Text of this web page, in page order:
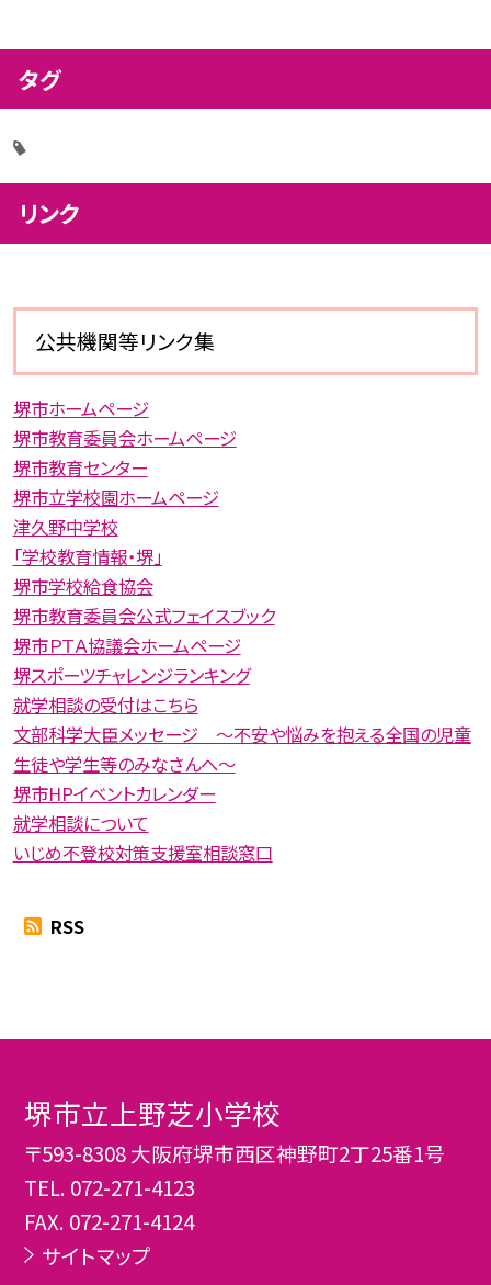
タグ
リンク
公共機関等リンク集
堺市ホームページ
堺市教育委員会ホームページ
堺市教育センター
堺市立学校園ホームページ
津久野中学校
「学校教育情報・堺」
堺市学校給食協会
堺市教育委員会公式フェイスブック
堺市ＰＴＡ協議会ホームページ
堺スポーツチャレンジランキング
就学相談の受付はこちら
文部科学大臣メッセージ 〜不安や悩みを抱える全国の児童
生徒や学生等のみなさんへ〜
堺市HPイベントカレンダー
就学相談について
いじめ不登校対策支援室相談窓口
RSS
堺市立上野芝小学校
〒593-8308 大阪府堺市西区神野町2丁25番1号
TEL. 072-271-4123
FAX. 072-271-4124
サイトマップ